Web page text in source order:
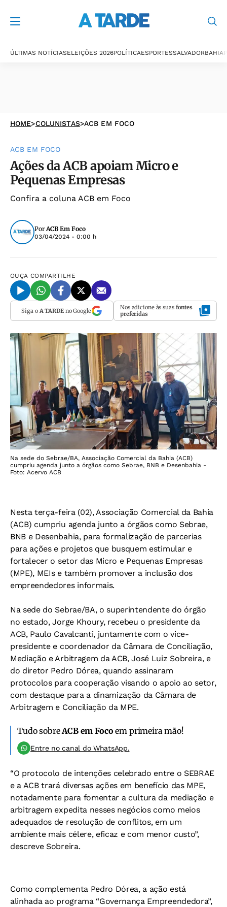
ÚLTIMAS NOTÍCIASELEIÇÕES 2026POLÍTICAESPORTESSALVADORBAHIA
HOME>COLUNISTAS>ACB EM FOCO
ACB EM FOCO
Ações da ACB apoiam Micro e
Pequenas Empresas
Confira a coluna ACB em Foco
PorACB Em Foco
03/04/2024 - 0:00 h
OUÇA COMPARTILHE
Siga o A TARDEno Google Nos adicione às suas fontes
preferidas
Na sede do Sebrae/BA, Associação Comercial da Bahia (ACB)
cumpriu agenda junto a órgãos como Sebrae, BNB e Desenbahia -
Foto: Acervo ACB
Nesta terça-feira (02), Associação Comercial da Bahia
(ACB) cumpriu agenda junto a órgãos como Sebrae,
BNB e Desenbahia, para formalização de parcerias
para ações e projetos que busquem estimular e
fortalecer o setor das Micro e Pequenas Empresas
(MPE), MEIs e também promover a inclusão dos
empreendedores informais.
Na sede do Sebrae/BA, o superintendente do órgão
no estado, Jorge Khoury, recebeu o presidente da
ACB, Paulo Cavalcanti, juntamente com o vice-
presidente e coordenador da Câmara de Conciliação,
Mediação e Arbitragem da ACB, José Luiz Sobreira, e
do diretor Pedro Dórea, quando assinaram
protocolos para cooperação visando o apoio ao setor,
com destaque para a dinamização da Câmara de
Arbitragem e Conciliação da MPE.
Tudo sobreACB em Foco em primeira mão!
Entre no canal do WhatsApp.
“O protocolo de intenções celebrado entre o SEBRAE
e a ACB trará diversas ações em benefício das MPE,
notadamente para fomentar a cultura da mediação e
arbitragem expedita nesses negócios como meios
adequados de resolução de conflitos, em um
ambiente mais célere, eficaz e com menor custo”,
descreve Sobreira.
Como complementa Pedro Dórea, a ação está
alinhada ao programa “Governança Empreendedora”,